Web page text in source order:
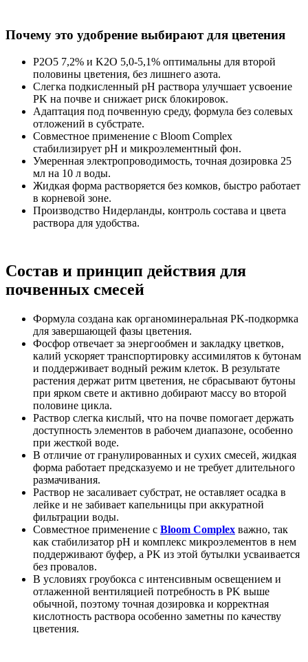
Почему это удобрение выбирают для цветения
P2O5 7,2% и K2O 5,0-5,1% оптимальны для второй
половины цветения, без лишнего азота.
Слегка подкисленный pH раствора улучшает усвоение
PK на почве и снижает риск блокировок.
Адаптация под почвенную среду, формула без солевых
отложений в субстрате.
Совместное применение с Bloom Complex
стабилизирует pH и микроэлементный фон.
Умеренная электропроводимость, точная дозировка 25
мл на 10 л воды.
Жидкая форма растворяется без комков, быстро работает
в корневой зоне.
Производство Нидерланды, контроль состава и цвета
раствора для удобства.
Состав и принцип действия для
почвенных смесей
Формула создана как органоминеральная PK-подкормка
для завершающей фазы цветения.
Фосфор отвечает за энергообмен и закладку цветков,
калий ускоряет транспортировку ассимилятов к бутонам
и поддерживает водный режим клеток. В результате
растения держат ритм цветения, не сбрасывают бутоны
при ярком свете и активно добирают массу во второй
половине цикла.
Раствор слегка кислый, что на почве помогает держать
доступность элементов в рабочем диапазоне, особенно
при жесткой воде.
В отличие от гранулированных и сухих смесей, жидкая
форма работает предсказуемо и не требует длительного
размачивания.
Раствор не засаливает субстрат, не оставляет осадка в
лейке и не забивает капельницы при аккуратной
фильтрации воды.
Совместное применение с Bloom Complex важно, так
как стабилизатор pH и комплекс микроэлементов в нем
поддерживают буфер, а PK из этой бутылки усваивается
без провалов.
В условиях гроубокса с интенсивным освещением и
отлаженной вентиляцией потребность в PK выше
обычной, поэтому точная дозировка и корректная
кислотность раствора особенно заметны по качеству
цветения.